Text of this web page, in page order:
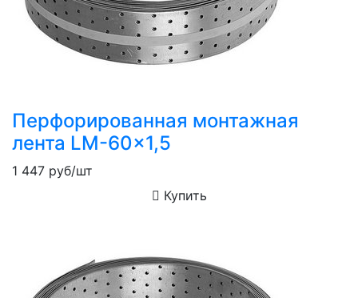
Перфорированная монтажная
лента LM-60x1,5
1 447 руб/шт
Купить